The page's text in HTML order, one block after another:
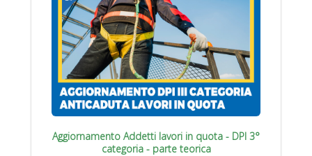
Aggiornamento Addetti lavori in quota - DPI 3°
categoria - parte teorica